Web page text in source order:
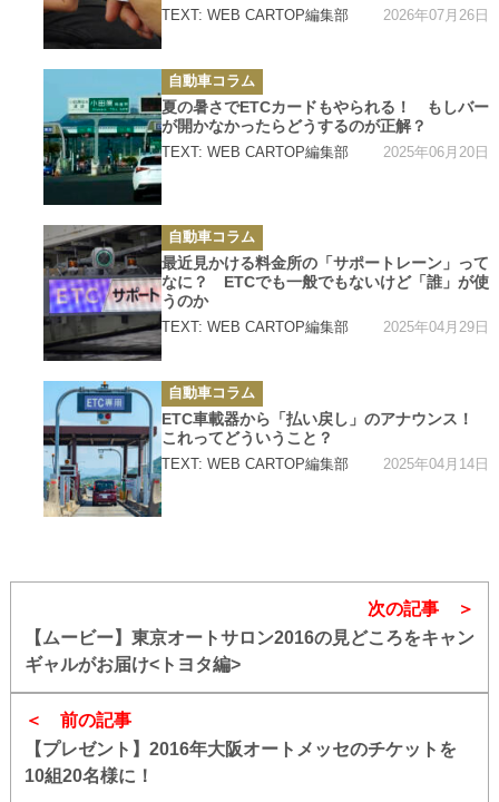
TEXT: WEB CARTOP編集部 2026年07月26日
カ
テ
ゴ
リ
ー
自動車コラム
夏の暑さでETCカードもやられる！ もしバー
が開かなかったらどうするのが正解？
TEXT: WEB CARTOP編集部 2025年06月20日
カ
テ
ゴ
リ
ー
自動車コラム
最近見かける料金所の「サポートレーン」って
なに？ ETCでも一般でもないけど「誰」が使
うのか
TEXT: WEB CARTOP編集部 2025年04月29日
カ
テ
ゴ
リ
ー
自動車コラム
ETC車載器から「払い戻し」のアナウンス！
これってどういうこと？
TEXT: WEB CARTOP編集部 2025年04月14日
前の記事
【プレゼント】2016年大阪オートメッセのチケットを
10組20名様に！
次の記事
【ムービー】東京オートサロン2016の見どころをキャン
ギャルがお届け<トヨタ編>